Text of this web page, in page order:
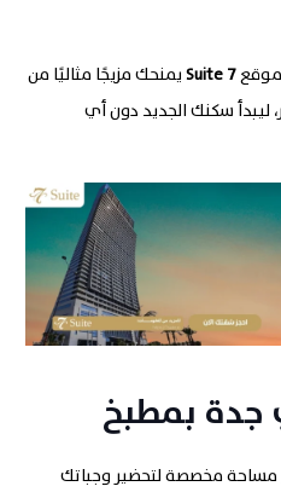
موقع Suite7
يمنحك مزيجًا مثاليًا من
ليبدأ سكنك الجديد دون أي
جدة بمطبخ
مساحة مخصصة لتحضير وجباتك